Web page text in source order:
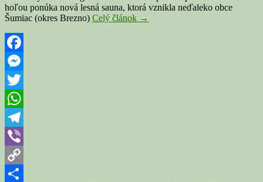
hoľou ponúka nová lesná sauna, ktorá vznikla neďaleko obce
Šumiac (okres Brezno) Celý článok ŠUMIAC:
→
Facebook
Messenger
Twitter
WhatsApp
Telegram
Viber
Copy